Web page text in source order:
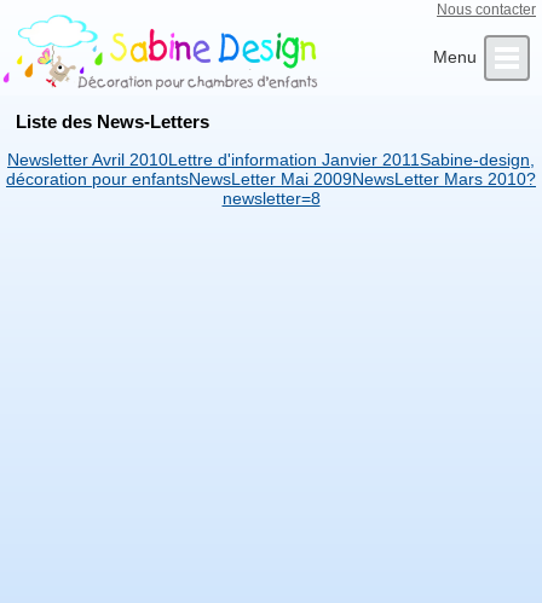
Nous contacter
Qui sommes-nous ?
Liste des News-Letters
Newsletter Avril 2010Lettre d'information Janvier 2011Sabine-design,
décoration pour enfantsNewsLetter Mai 2009NewsLetter Mars 2010?
newsletter=8